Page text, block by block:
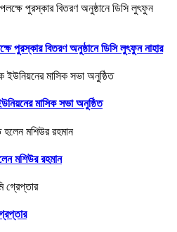
পুরস্কার বিতরণ অনুষ্ঠানে ডিসি লুৎফুন নাহার
মাসিক সভা অনুষ্ঠিত
মশিউর রহমান